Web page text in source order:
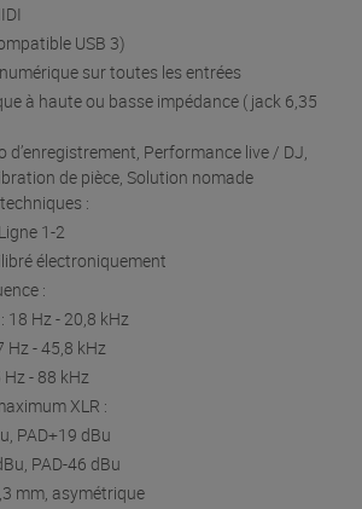
USB 3)
sur toutes les entrées
à haute ou basse impédance ( jack 6,35
d’enregistrement, Performance live / DJ,
de pièce, Solution nomade
:
1-2
électroniquement
:
18 Hz - 20,8 kHz
Hz - 45,8 kHz
Hz - 88 kHz
XLR :
PAD+19 dBu
PAD-46 dBu
mm, asymétrique